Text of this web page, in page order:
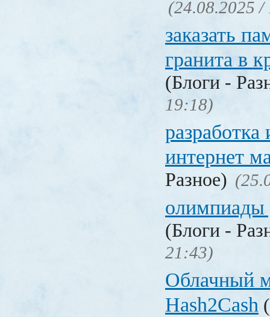
(24.08.2025 /
заказать
гранита в
(Блоги -
19:18)
интернет
Разное)
олимпиады
(Блоги -
21:43)
Облачный
Hash2Cash